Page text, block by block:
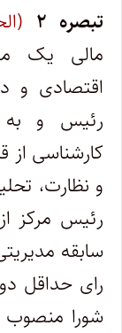
تبصره ۲
مالی یک
اقتصادی و
رئیس و به
کارشناسی از
و نظارت،
رئیس مرکز
سابقه
رای حداقل
شورا